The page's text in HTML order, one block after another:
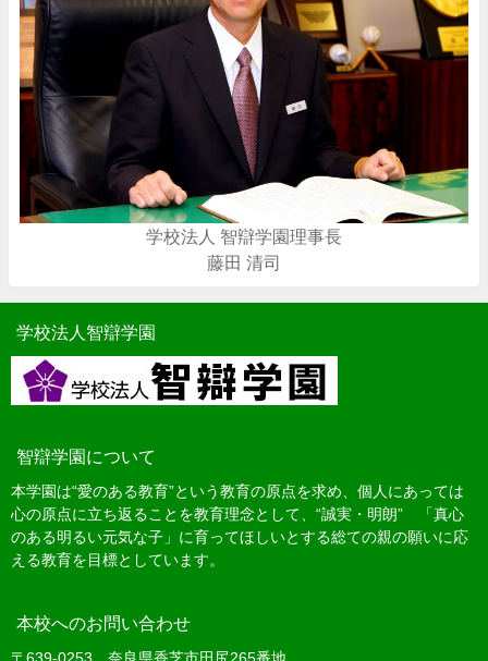
学校法人 智辯学園理事長
藤田 清司
学校法人智辯学園
智辯学園について
本学園は“愛のある教育”という教育の原点を求め、個人にあっては
心の原点に立ち返ることを教育理念として、“誠実・明朗” 「真心
のある明るい元気な子」に育ってほしいとする総ての親の願いに応
える教育を目標としています。
本校へのお問い合わせ
〒639-0253 奈良県香芝市田尻265番地